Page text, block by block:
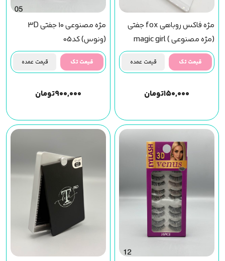
مژه فاکس روباهی fox جفتی
(مژه مصنوعی ) magic girl
(f30) مجیک گرل
قیمت تک قیمت عمده
۱۵۰,۰۰۰تومان
مژه مصنوعی 10 جفتی 3D
(ونوس) کد05
قیمت تک قیمت عمده
۹۰۰,۰۰۰تومان